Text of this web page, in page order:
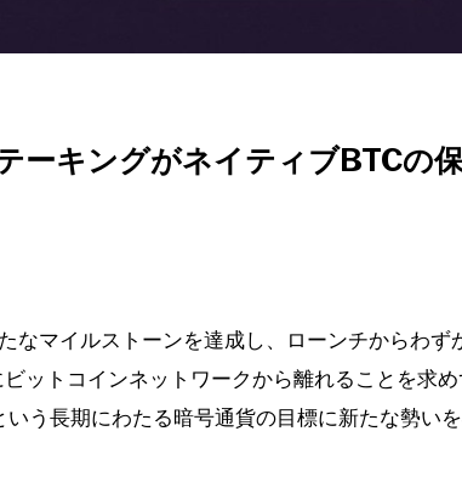
ーキングがネイティブBTCの
なマイルストーンを達成し、ローンチからわず
ットコインネットワークから離れることを求
う長期にわたる暗号通貨の目標に新たな勢いを